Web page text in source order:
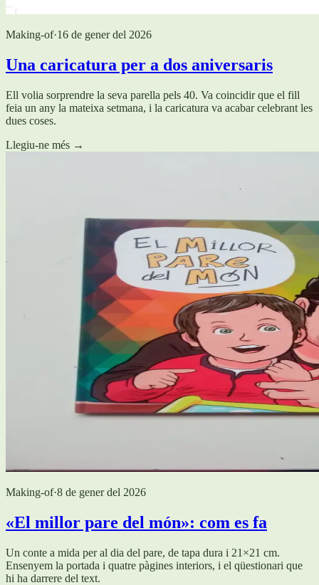
Making-of·16 de gener del 2026
Una caricatura per a dos aniversaris
Ell volia sorprendre la seva parella pels 40. Va coincidir que el fill
feia un any la mateixa setmana, i la caricatura va acabar celebrant les
dues coses.
Llegiu-ne més →
Making-of·8 de gener del 2026
«El millor pare del món»: com es fa
Un conte a mida per al dia del pare, de tapa dura i 21×21 cm.
Ensenyem la portada i quatre pàgines interiors, i el qüestionari que
hi ha darrere del text.